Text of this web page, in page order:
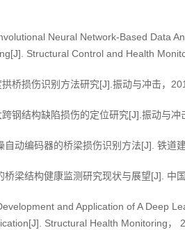
Neural Network-Based Data
Structural Control and Health
桥损伤识别方法研究[J].振动与冲击，
钢结构缺陷损伤的定位研究[J].振动与冲
动编码器的桥梁损伤识别方法[J]. 铁道
梁结构健康监测研究现状与展望[J]. 中
and Application of A Deep
Structural Health Monitoring，